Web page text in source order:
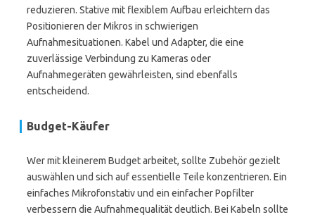
reduzieren. Stative mit flexiblem Aufbau erleichtern das
Positionieren der Mikros in schwierigen
Aufnahmesituationen. Kabel und Adapter, die eine
zuverlässige Verbindung zu Kameras oder
Aufnahmegeräten gewährleisten, sind ebenfalls
entscheidend.
Budget-Käufer
Wer mit kleinerem Budget arbeitet, sollte Zubehör gezielt
auswählen und sich auf essentielle Teile konzentrieren. Ein
einfaches Mikrofonstativ und ein einfacher Popfilter
verbessern die Aufnahmequalität deutlich. Bei Kabeln sollte